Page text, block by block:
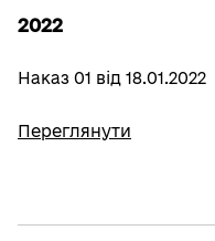
2022
Наказ 01 від 18.01.2022
Переглянути